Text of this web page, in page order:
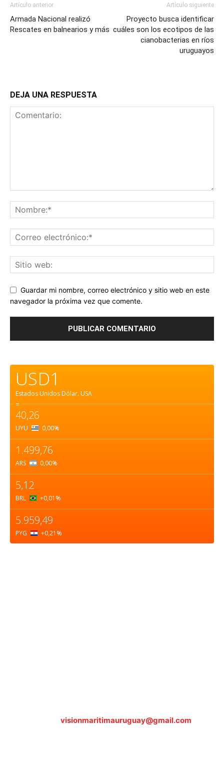
Artículo anterior
Armada Nacional realizó
Rescates en balnearios y más
Artículo siguiente
Proyecto busca identificar
cuáles son los ecotipos de las
cianobacterias en ríos
uruguayos
DEJA UNA RESPUESTA
Guardar mi nombre, correo electrónico y sitio web en este
navegador la próxima vez que comente.
USD1
Estados Unidos Dólar. USA
=
40,26
UYU 0,00%
1.499,76
ARS 0,00%
5,12
BRL +0,01 %
5.959,49
PYG +0,21 %
visionmaritimauruguay@gmail.com